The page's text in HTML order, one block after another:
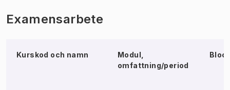
Examensarbete
Kurskod och namn
Modul,
omfattning/period